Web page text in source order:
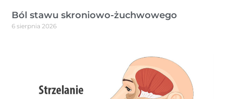
Ból stawu skroniowo-żuchwowego
6 sierpnia 2026